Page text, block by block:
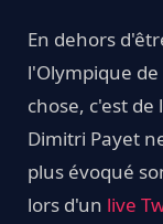
En dehors
l'Olympique
chose, c'est
Dimitri Payet
plus évoqué
lors d'un live